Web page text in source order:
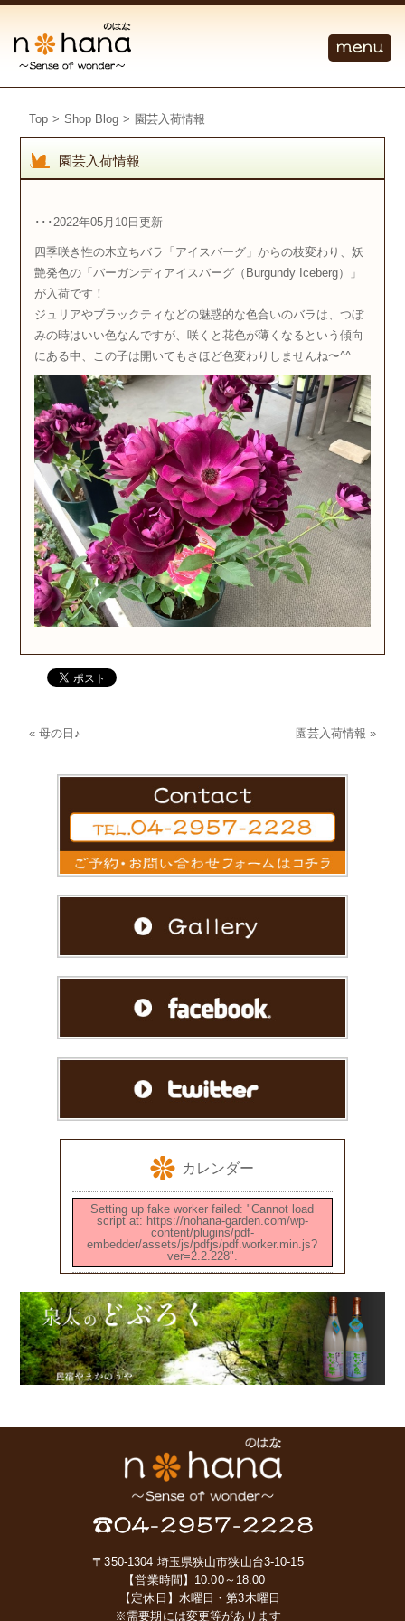
Top > Shop Blog > 園芸入荷情報
園芸入荷情報
･･･2022年05月10日更新
四季咲き性の木立ちバラ「アイスバーグ」からの枝変わり、妖
艶発色の「バーガンディアイスバーグ（Burgundy Iceberg）」
が入荷です！
ジュリアやブラックティなどの魅惑的な色合いのバラは、つぼ
みの時はいい色なんですが、咲くと花色が薄くなるという傾向
にある中、この子は開いてもさほど色変わりしませんね〜^^
«母の日♪ 園芸入荷情報 »
カレンダー
Setting up fake worker failed: "Cannot load
script at: https://nohana-garden.com/wp-
content/plugins/pdf-
embedder/assets/js/pdfjs/pdf.worker.min.js?
ver=2.2.228".
〒350-1304 埼玉県狭山市狭山台3-10-15
【営業時間】10:00～18:00
【定休日】水曜日・第3木曜日
※需要期には変更等があります